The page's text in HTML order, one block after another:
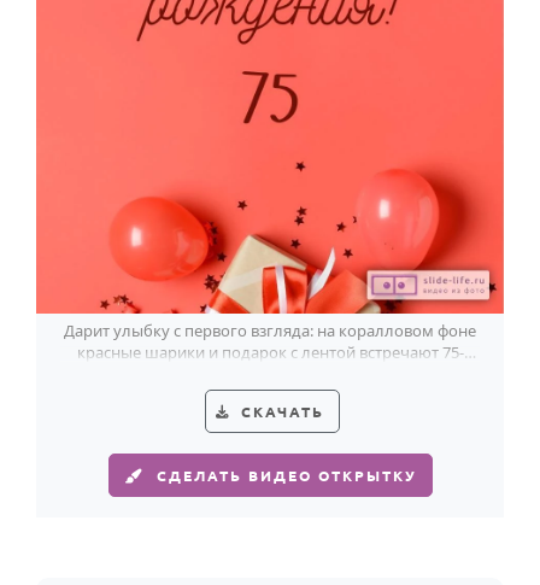
Дарит улыбку с первого взгляда: на коралловом фоне
красные шарики и подарок с лентой встречают 75-
СКАЧАТЬ
СДЕЛАТЬ ВИДЕО ОТКРЫТКУ